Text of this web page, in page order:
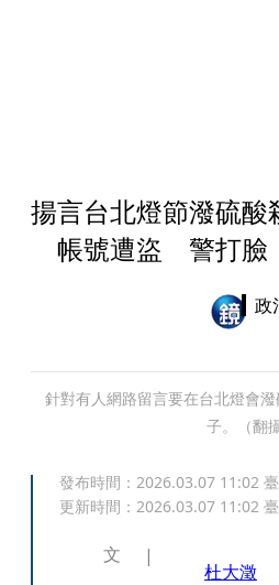
揚言台北燈節潑硫
帳號遭盜 警打臉
政
針對有人網路留言要在台北燈會
子。（翻
發布時間： 2026.03.07 11:02
更新時間： 2026.03.07 11:02
文
杜大澂